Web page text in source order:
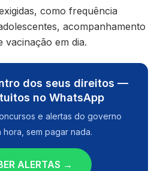
como frequência
acompanhamento
vacinação em dia.
dos seus direitos —
no WhatsApp
e alertas do governo
hora, sem pagar nada.
ALERTAS →